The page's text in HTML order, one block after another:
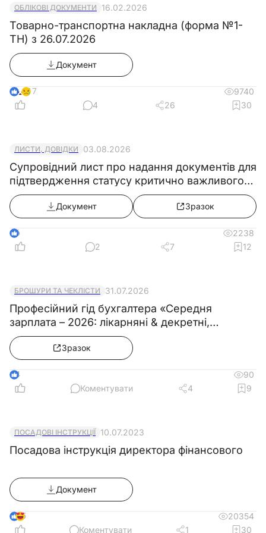
ОБЛІКОВІ ДОКУМЕНТИ 16.02.2026
Товарно-транспортна накладна (форма №1-
ТН) з 26.07.2026
Документ
17
9740
4
26 30
ЛИСТИ, ДОВІДКИ 03.08.2026
Супровідний лист про надання документів для
підтвердження статусу критично важливого
підприємства
Документ Зразок
6
2238
2
7 12
БРОШУРИ ТА ЧЕКЛІСТИ 31.07.2026
Професійний гід бухгалтера «Середня
зарплата – 2026: лікарняні & декретні,
бронювання працівників, компенсації за
відпустку»Зразок
4
90
Коментувати
4 9
ПОСАДОВІ ІНСТРУКЦІЇ 10.07.2023
Посадова інструкція директора фінансового
Документ
5
20354
Коментувати
1 30